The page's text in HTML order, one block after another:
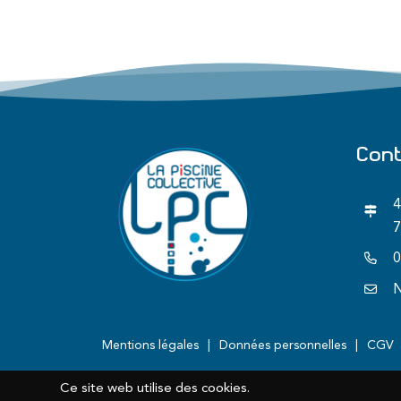
Mentions légales Données personnelles CGV
Ce site web utilise des cookies.